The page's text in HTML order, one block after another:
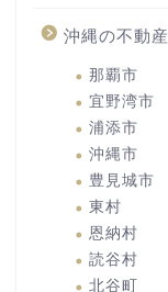
沖縄の不動産
那覇市
宜野湾市
浦添市
沖縄市
豊見城市
東村
恩納村
読谷村
北谷町